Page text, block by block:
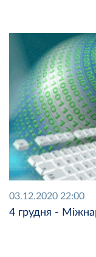
03.12.2020 22:00
4 грудня -